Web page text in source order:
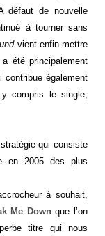
défaut de nouvelle
à tourner sans
vient enfin mettre
a été principalement
contribue également
compris le single,
qui consiste
en 2005 des plus
à souhait,
Me Downque l’on
titre qui nous